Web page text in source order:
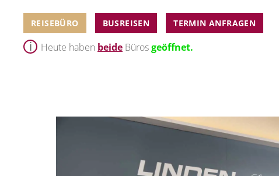
REISEBÜRO BUSREISEN TERMIN ANFRAGEN
Heute haben beide Bürosgeöffnet.